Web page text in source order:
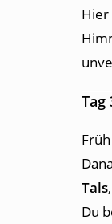
Hier
Tag
Tals
Du